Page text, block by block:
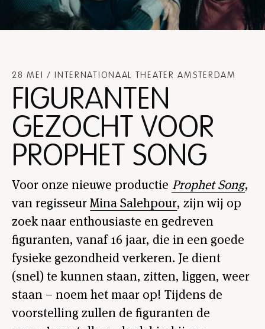
28 MEI / INTERNATIONAAL THEATER AMSTERDAM
FIGURANTEN
GEZOCHT VOOR
PROPHET SONG
Voor onze nieuwe productie Prophet Song,
van regisseurMina Salehpour, zijn wij op
zoek naar enthousiaste en gedreven
figuranten, vanaf 16 jaar, die in een goede
fysieke gezondheid verkeren. Je dient
(snel) te kunnen staan, zitten, liggen, weer
staan – noem het maar op! Tijdens de
voorstelling zullen de figuranten de